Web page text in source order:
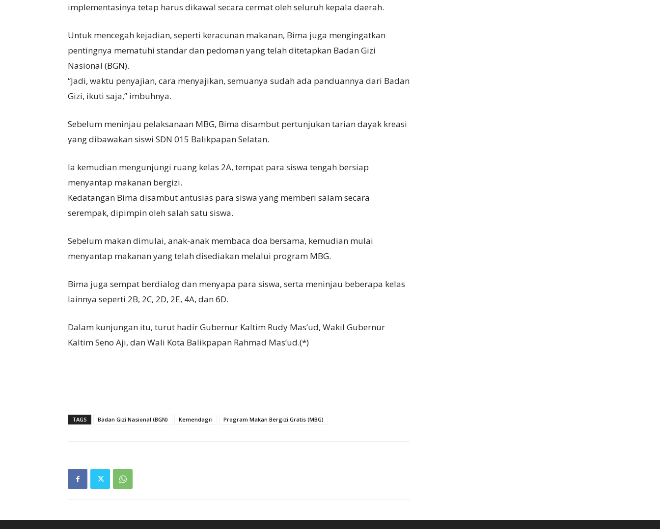
implementasinya tetap harus dikawal secara cermat oleh seluruh kepala daerah.
Untuk mencegah kejadian, seperti keracunan makanan, Bima juga mengingatkan
pentingnya mematuhi standar dan pedoman yang telah ditetapkan Badan Gizi
Nasional (BGN).
“Jadi, waktu penyajian, cara menyajikan, semuanya sudah ada panduannya dari Badan
Gizi, ikuti saja,” imbuhnya.
Sebelum meninjau pelaksanaan MBG, Bima disambut pertunjukan tarian dayak kreasi
yang dibawakan siswi SDN 015 Balikpapan Selatan.
Ia kemudian mengunjungi ruang kelas 2A, tempat para siswa tengah bersiap
menyantap makanan bergizi.
Kedatangan Bima disambut antusias para siswa yang memberi salam secara
serempak, dipimpin oleh salah satu siswa.
Sebelum makan dimulai, anak-anak membaca doa bersama, kemudian mulai
menyantap makanan yang telah disediakan melalui program MBG.
Bima juga sempat berdialog dan menyapa para siswa, serta meninjau beberapa kelas
lainnya seperti 2B, 2C, 2D, 2E, 4A, dan 6D.
Dalam kunjungan itu, turut hadir Gubernur Kaltim Rudy Mas’ud, Wakil Gubernur
Kaltim Seno Aji, dan Wali Kota Balikpapan Rahmad Mas’ud.(*)
TAGS Badan Gizi Nasional (BGN) Kemendagri Program Makan Bergizi Gratis (MBG)